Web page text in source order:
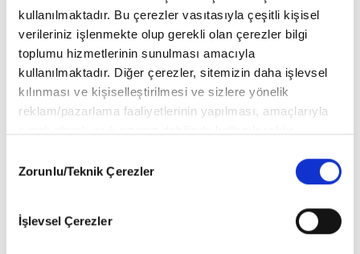
kullanılmaktadır. Bu çerezler vasıtasıyla çeşitli kişisel
verileriniz işlenmekte olup gerekli olan çerezler bilgi
toplumu hizmetlerinin sunulması amacıyla
kullanılmaktadır. Diğer çerezler, sitemizin daha işlevsel
kılınması ve kişiselleştirilmesi ve sizlere yönelik
reklam/pazarlama faaliyetlerinin yapılması, amaçlarıyla
vasıtasıyla belirleyebilirsiniz. Çerezlere ilişkin detaylı bilgi
Çerez Bilgilendirme
6698 sayılı Kişisel Verilerin Korunması Kanunu uyarınca
Selection
Zorunlu/Teknik Çerezler
İşlevsel Çerezler
Soner Karakuş: Deliye Anlatır Gibi